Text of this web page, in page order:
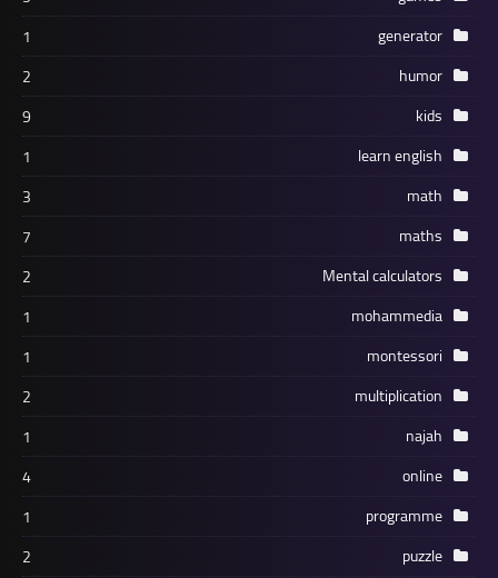
generator
1
humor
2
kids
9
learn english
1
math
3
maths
7
Mental calculators
2
mohammedia
1
montessori
1
multiplication
2
najah
1
online
4
programme
1
puzzle
2